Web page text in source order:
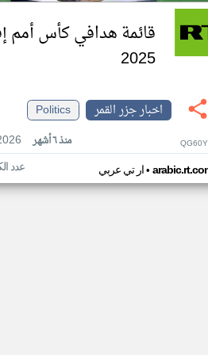
قائمة هدافي كأس أمم
2025
اخبار جزر القمر
Politics
منذ ٦ أشهر
ار تي عربي• عدد